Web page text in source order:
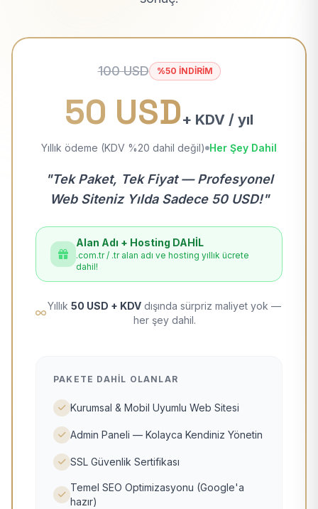
100 USD %50 İNDİRİM
50 USD+ KDV / yıl
Yıllık ödeme (KDV %20 dahil değil) Her Şey Dahil
"Tek Paket, Tek Fiyat — Profesyonel
Web Siteniz Yılda Sadece 50 USD!"
Alan Adı + Hosting DAHİL
.com.tr / .tr alan adı ve hosting yıllık ücrete
dahil!
Yıllık 50 USD + KDV dışında sürpriz maliyet yok —
her şey dahil.
PAKETE DAHIL OLANLAR
Kurumsal & Mobil Uyumlu Web Sitesi
Admin Paneli — Kolayca Kendiniz Yönetin
SSL Güvenlik Sertifikası
Temel SEO Optimizasyonu (Google'a
hazır)